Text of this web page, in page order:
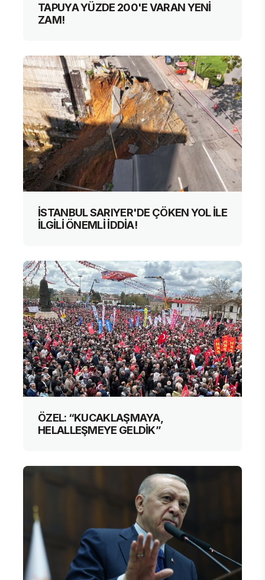
TAPUYA YÜZDE 200'E VARAN YENİ
ZAM!
İSTANBUL SARIYER'DE ÇÖKEN YOL İLE
İLGİLİ ÖNEMLİ İDDİA!
ÖZEL: “KUCAKLAŞMAYA,
HELALLEŞMEYE GELDİK”